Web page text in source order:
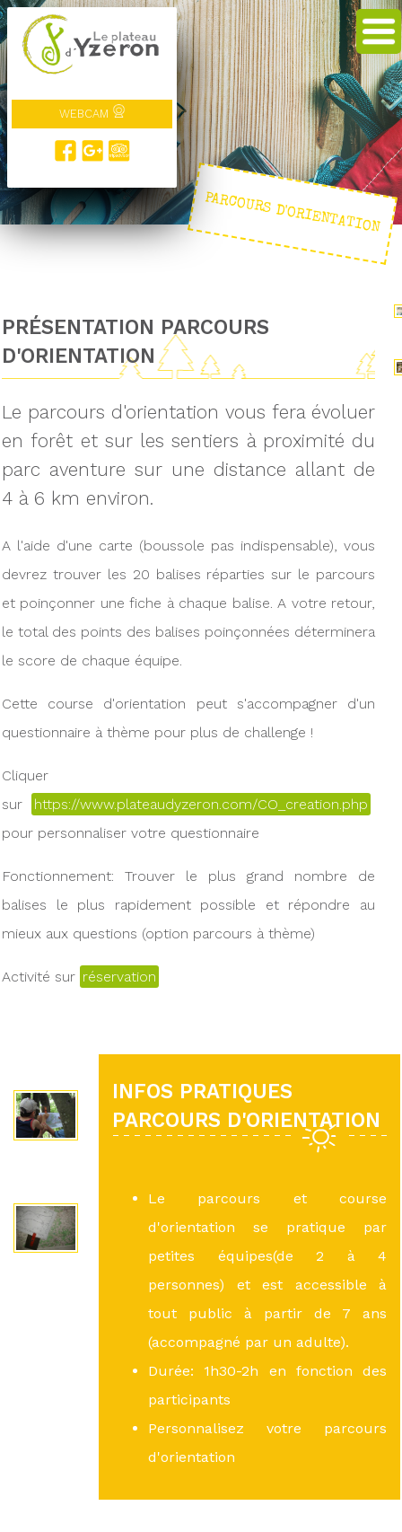
WEBCAM
PARCOURS D'ORIENTATION
PRÉSENTATION PARCOURS
D'ORIENTATION
Le parcours d'orientation vous fera évoluer
en forêt et sur les sentiers à proximité du
parc aventure sur une distance allant de
4 à 6 km environ.
A l'aide d'une carte (boussole pas indispensable), vous
devrez trouver les 20 balises réparties sur le parcours
et poinçonner une fiche à chaque balise. A votre retour,
le total des points des balises poinçonnées déterminera
le score de chaque équipe.
Cette course d'orientation peut s'accompagner d'un
questionnaire à thème pour plus de challenge !
Cliquer
sur
https://www.plateaudyzeron.com/CO_creation.php
pour personnaliser votre questionnaire
Fonctionnement: Trouver le plus grand nombre de
balises le plus rapidement possible et répondre au
mieux aux questions (option parcours à thème)
Activité sur réservation
INFOS PRATIQUES
PARCOURS D'ORIENTATION
Le parcours et course
d'orientation se pratique par
petites équipes(de 2 à 4
personnes) et est accessible à
tout public à partir de 7 ans
(accompagné par un adulte).
Durée: 1h30-2h en fonction des
participants
Personnalisez votre parcours
d'orientation